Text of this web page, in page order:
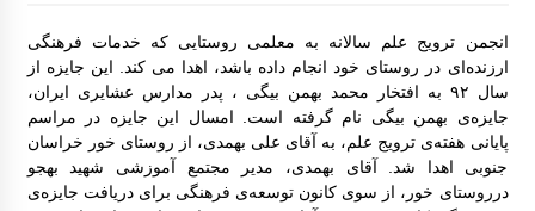
گزارش سفر کردستان
چهاردهمین کتابخانۀ روستایی کانون توسعه راه ا
فتاد
انجمن ترویج علم سالانه به معلمی روستایی که خدمات فرهنگی
ارزنده‌ای در روستای خود انجام داده باشد، اهدا می کند. این جایزه از
سال ۹۲ به افتخار محمد بهمن بیگی ، پدر مدارس عشایری ایران،
جایزه‌ی بهمن بیگی نام گرفته است. امسال این جایزه در مراسم
پایانی هفته‌ی ترویج علم، به آقای علی بهمدی، از روستای خور خراسان
جنوبی اهدا شد. آقای بهمدی، مدیر مجتمع آموزشی شهید بهجو
درروستای خور، از سوی کانون توسعه‌ی فرهنگی برای دریافت جایزه‌ی